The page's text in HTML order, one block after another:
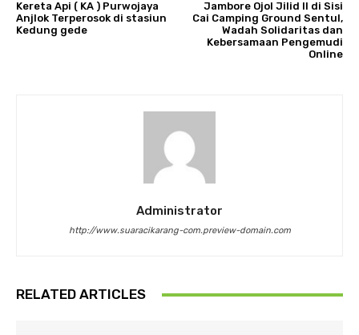
Kereta Api ( KA ) Purwojaya
Anjlok Terperosok di stasiun
Kedung gede
Jambore Ojol Jilid II di Sisi
Cai Camping Ground Sentul,
Wadah Solidaritas dan
Kebersamaan Pengemudi
Online
Administrator
http://www.suaracikarang-com.preview-domain.com
RELATED ARTICLES